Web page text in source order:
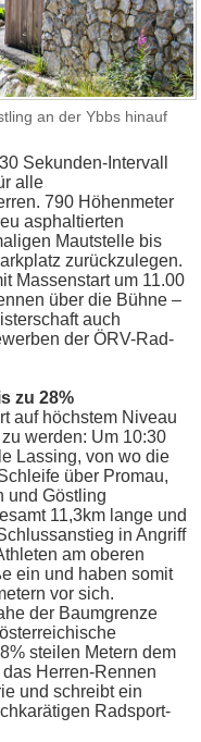
an der Ybbs hinauf
Sekunden-Intervall
alle
790 Höhenmeter
asphaltierten
Mautstelle bis
zurückzulegen.
Massenstart um 11.00
über die Bühne –
auch
der ÖRV-Rad-
zu 28%
auf höchstem Niveau
werden: Um 10:30
Lassing, von wo die
über Promau,
und Göstling
11,3km lange und
in Angriff
am oberen
ein und haben somit
vor sich.
der Baumgrenze
steilen Metern dem
Herren-Rennen
und schreibt ein
Radsport-